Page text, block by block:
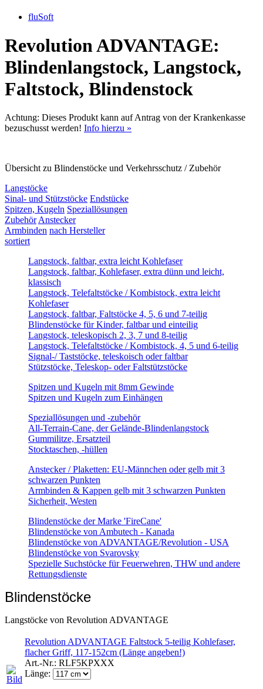
fluSoft
Revolution ADVANTAGE:
Blindenlangstock, Langstock,
Faltstock, Blindenstock
Achtung: Dieses Produkt kann auf Antrag von der Krankenkasse
bezuschusst werden! Info hierzu »
Übersicht zu Blindenstöcke und Verkehrsschutz / Zubehör
Langstöcke
Sinal- und Stützstöcke Endstücke
Spitzen, Kugeln Speziallösungen
Zubehör Anstecker
Armbinden nach Hersteller
sortiert
Langstock, faltbar, extra leicht Kohlefaser
Langstock, faltbar, Kohlefaser, extra dünn und leicht,
klassisch
Langstock, Telefaltstöcke / Kombistock, extra leicht
Kohlefaser
Langstock, faltbar, Faltstöcke 4, 5, 6 und 7-teilig
Blindenstöcke für Kinder, faltbar und einteilig
Langstock, teleskopisch 2, 3, 7 und 8-teilig
Langstock, Telefaltstöcke / Kombistock, 4, 5 und 6-teilig
Signal-/ Taststöcke, teleskoisch oder faltbar
Stützstöcke, Teleskop- oder Faltstützstöcke
Spitzen und Kugeln mit 8mm Gewinde
Spitzen und Kugeln zum Einhängen
Speziallösungen und -zubehör
All-Terrain-Cane, der Gelände-Blindenlangstock
Gummilitze, Ersatzteil
Stocktaschen, -hüllen
Anstecker / Plaketten: EU-Männchen oder gelb mit 3
schwarzen Punkten
Armbinden & Kappen gelb mit 3 schwarzen Punkten
Sicherheit, Westen
Blindenstöcke der Marke 'FireCane'
Blindenstöcke von Ambutech - Kanada
Blindenstöcke von ADVANTAGE/Revolution - USA
Blindenstöcke von Svarovsky
Spezielle Suchstöcke für Feuerwehren, THW und andere
Rettungsdienste
Blindenstöcke
Langstöcke von Revolution ADVANTAGE
Revolution ADVANTAGE Faltstock 5-teilig Kohlefaser,
flacher Griff, 117-152cm (Länge angeben!)
Art.-Nr.: RLF5KPXXX
Länge: